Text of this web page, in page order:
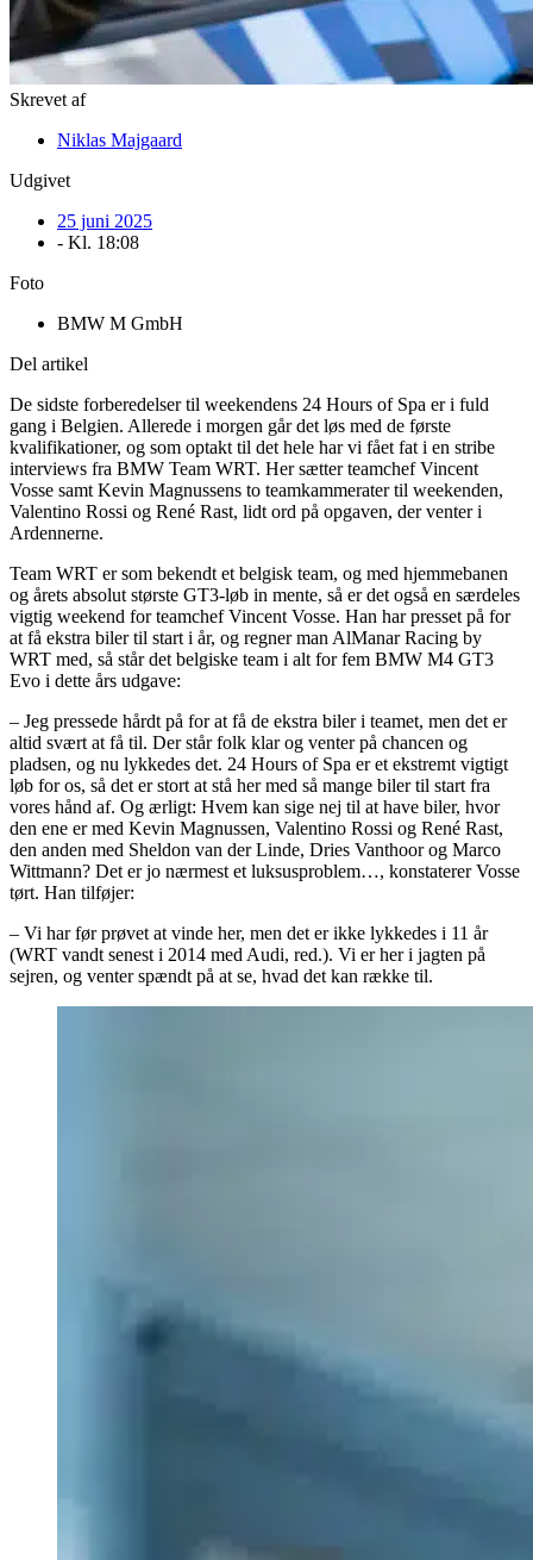
Skrevet af
Niklas Majgaard
Udgivet
25 juni 2025
- Kl. 18:08
Foto
BMW M GmbH
Del artikel
De sidste forberedelser til weekendens 24 Hours of Spa er i fuld
gang i Belgien. Allerede i morgen går det løs med de første
kvalifikationer, og som optakt til det hele har vi fået fat i en stribe
interviews fra BMW Team WRT. Her sætter teamchef Vincent
Vosse samt Kevin Magnussens to teamkammerater til weekenden,
Valentino Rossi og René Rast, lidt ord på opgaven, der venter i
Ardennerne.
Team WRT er som bekendt et belgisk team, og med hjemmebanen
og årets absolut største GT3-løb in mente, så er det også en særdeles
vigtig weekend for teamchef Vincent Vosse. Han har presset på for
at få ekstra biler til start i år, og regner man AlManar Racing by
WRT med, så står det belgiske team i alt for fem BMW M4 GT3
Evo i dette års udgave:
– Jeg pressede hårdt på for at få de ekstra biler i teamet, men det er
altid svært at få til. Der står folk klar og venter på chancen og
pladsen, og nu lykkedes det. 24 Hours of Spa er et ekstremt vigtigt
løb for os, så det er stort at stå her med så mange biler til start fra
vores hånd af. Og ærligt: Hvem kan sige nej til at have biler, hvor
den ene er med Kevin Magnussen, Valentino Rossi og René Rast,
den anden med Sheldon van der Linde, Dries Vanthoor og Marco
Wittmann? Det er jo nærmest et luksusproblem…, konstaterer Vosse
tørt. Han tilføjer:
– Vi har før prøvet at vinde her, men det er ikke lykkedes i 11 år
(WRT vandt senest i 2014 med Audi, red.). Vi er her i jagten på
sejren, og venter spændt på at se, hvad det kan række til.